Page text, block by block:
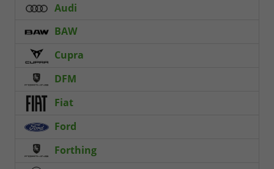
Audi
BAW
Cupra
DFM
Fiat
Ford
Forthing